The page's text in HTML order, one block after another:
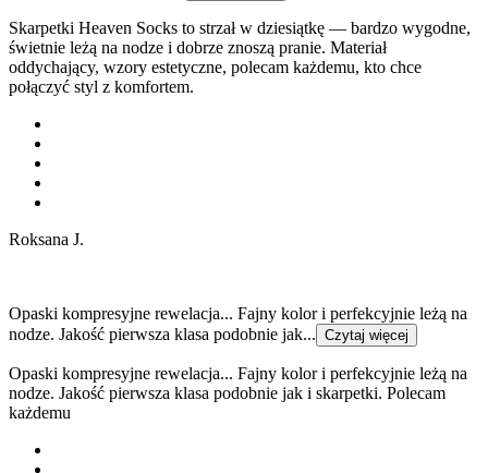
Skarpetki Heaven Socks to strzał w dziesiątkę — bardzo wygodne,
świetnie leżą na nodze i dobrze znoszą pranie. Materiał
oddychający, wzory estetyczne, polecam każdemu, kto chce
połączyć styl z komfortem.
Roksana J.
Opaski kompresyjne rewelacja... Fajny kolor i perfekcyjnie leżą na
nodze. Jakość pierwsza klasa podobnie jak... Czytaj więcej
Opaski kompresyjne rewelacja... Fajny kolor i perfekcyjnie leżą na
nodze. Jakość pierwsza klasa podobnie jak i skarpetki. Polecam
każdemu